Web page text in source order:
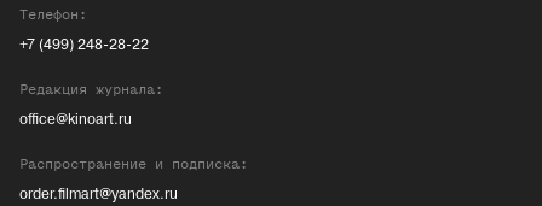
Телефон:
+7 (499) 248-28-22
Редакция журнала:
office@kinoart.ru
Распространение и подписка:
order.filmart@yandex.ru